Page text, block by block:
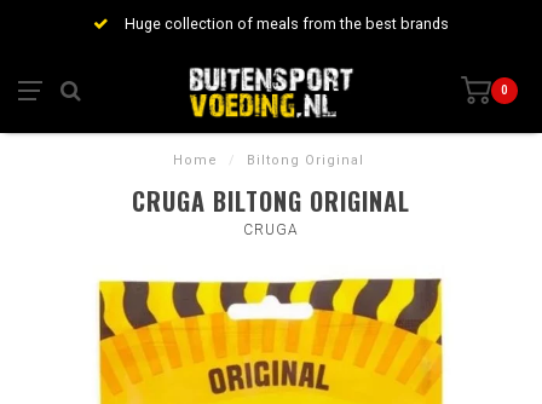
Huge collection of meals from the best brands
0
Home / Biltong Original
CRUGA BILTONG ORIGINAL
CRUGA